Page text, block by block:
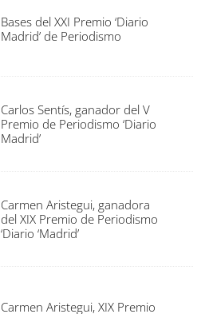
Bases del XXI Premio ‘Diario
Madrid’ de Periodismo
Carlos Sentís, ganador del V
Premio de Periodismo ‘Diario
Madrid’
Carmen Aristegui, ganadora
del XIX Premio de Periodismo
‘Diario ‘Madrid’
Carmen Aristegui, XIX Premio